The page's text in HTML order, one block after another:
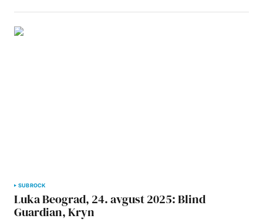
SUBROCK
Luka Beograd, 24. avgust 2025: Blind
Guardian, Kryn